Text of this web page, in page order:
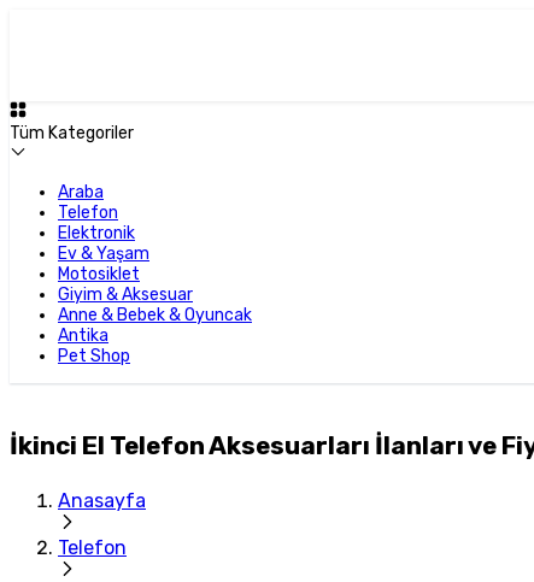
Tüm Kategoriler
Araba
Telefon
Elektronik
Ev & Yaşam
Motosiklet
Giyim & Aksesuar
Anne & Bebek & Oyuncak
Antika
Pet Shop
İkinci El Telefon Aksesuarları İlanları ve
Anasayfa
Telefon